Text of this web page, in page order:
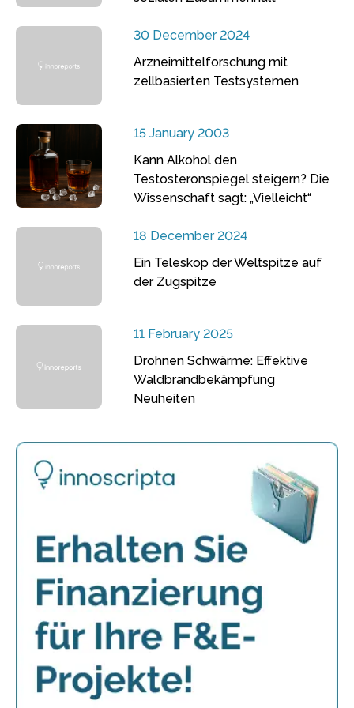
30 December 2024
Arzneimittelforschung mit
zellbasierten Testsystemen
15 January 2003
Kann Alkohol den
Testosteronspiegel steigern? Die
Wissenschaft sagt: „Vielleicht“
18 December 2024
Ein Teleskop der Weltspitze auf
der Zugspitze
11 February 2025
Drohnen Schwärme: Effektive
Waldbrandbekämpfung
Neuheiten